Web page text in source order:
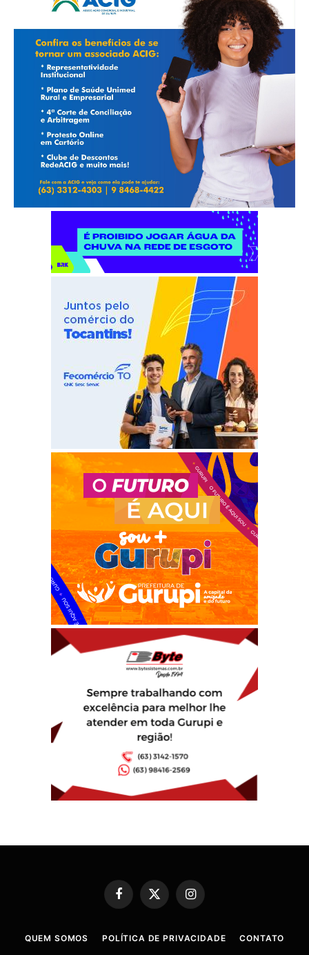
Facebook
X
(Twitter)
Instagram
QUEM SOMOS POLÍTICA DE PRIVACIDADE CONTATO